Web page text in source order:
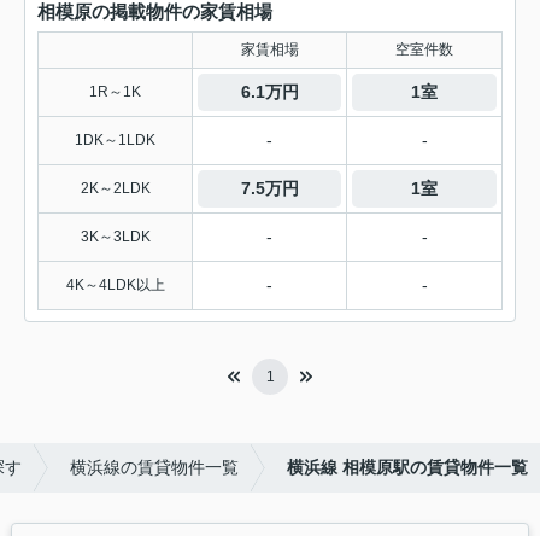
相模原の掲載物件の家賃相場
家賃相場 空室件数
1R～1K 6.1万円 1室
1DK～1LDK - -
2K～2LDK 7.5万円 1室
3K～3LDK - -
4K～4LDK以上 - -
1
す 横浜線の賃貸物件一覧 横浜線 相模原駅の賃貸物件一覧